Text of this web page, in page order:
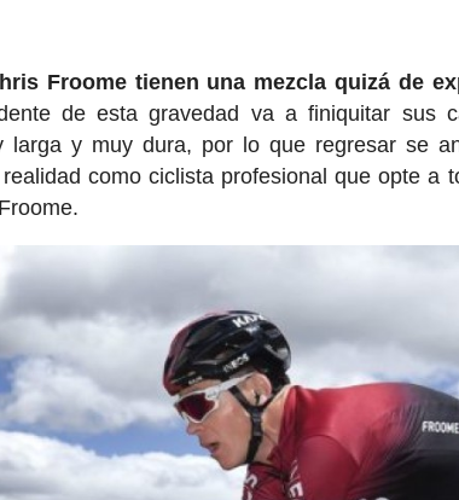
Froome tienen una mezcla quizá de
de esta gravedad va a finiquitar sus
larga y muy dura, por lo que regresar se
como ciclista profesional que opte a